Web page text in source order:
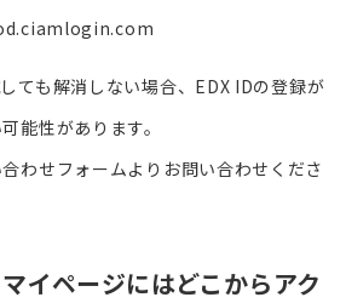
ても解消しない場合、EDX IDの登録が
能性があります。
わせフォームよりお問い合わせくださ
イページにはどこからアク